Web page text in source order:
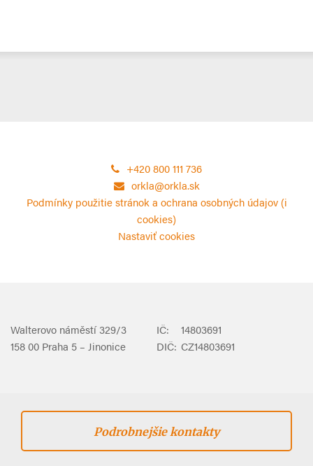
+420 800 111 736
orkla@orkla.sk
Podmínky použitie stránok a ochrana osobných údajov (i
cookies)
Nastaviť cookies
Walterovo náměstí 329/3
158 00 Praha 5 – Jinonice
IČ:
14803691
DIČ: CZ14803691
Podrobnejšie kontakty